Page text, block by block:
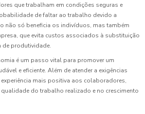
que trabalham em condições seguras e
de faltar ao trabalho devido a
não só beneficia os indivíduos, mas também
que evita custos associados à substituição
de produtividade.
é um passo vital para promover um
e eficiente. Além de atender a exigências
mais positiva aos colaboradores,
do trabalho realizado e no crescimento